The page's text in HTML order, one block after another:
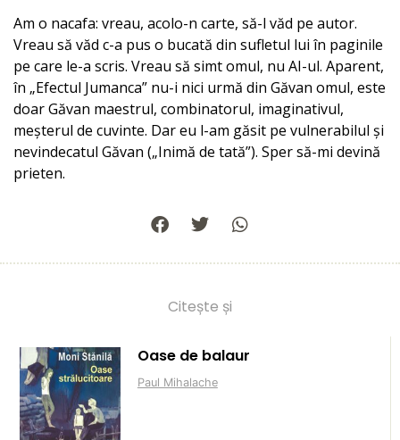
Am o nacafa: vreau, acolo-n carte, să-l văd pe autor.
Vreau să văd c-a pus o bucată din sufletul lui în paginile
pe care le-a scris. Vreau să simt omul, nu AI-ul. Aparent,
în „Efectul Jumanca” nu-i nici urmă din Găvan omul, este
doar Găvan maestrul, combinatorul, imaginativul,
meșterul de cuvinte. Dar eu l-am găsit pe vulnerabilul și
nevindecatul Găvan („Inimă de tată”). Sper să-mi devină
prieten.
Citește și
Oase de balaur
Paul Mihalache